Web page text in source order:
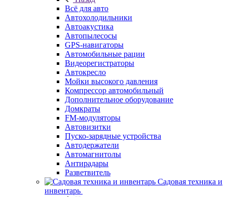
Всё для авто
Автохолодильники
Автоакустика
Автопылесосы
GPS-навигаторы
Автомобильные рации
Видеорегистраторы
Автокресло
Мойки высокого давления
Компрессор автомобильный
Дополнительное оборудование
Домкраты
FM-модуляторы
Автовизитки
Пуско-зарядные устройства
Автодержатели
Автомагнитолы
Антирадары
Разветвитель
Садовая техника и
инвентарь